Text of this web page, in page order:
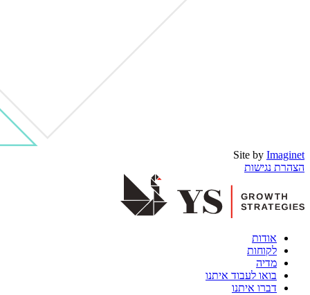
Site by Imaginet
הצהרת נגישות
אודות
לקוחות
מדיה
בואו לעבוד איתנו
דברו איתנו